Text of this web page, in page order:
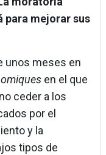
para mejorar sus
unos meses en
en el que
ceder a los
por el
y la
tipos de